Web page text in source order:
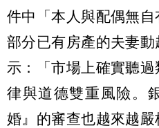
件中「本人與配偶無
部分已有房產的夫妻
示：「市場上確實聽
律與道德雙重風險。
婚』的審查也越來越